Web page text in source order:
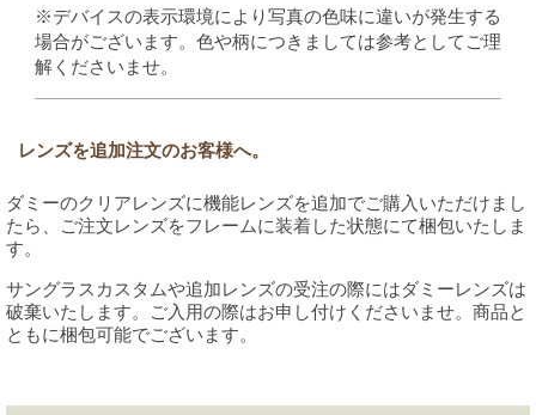
※デバイスの表示環境により写真の色味に違いが発生する
場合がございます。色や柄につきましては参考としてご理
解くださいませ。
レンズを追加注文のお客様へ。
ダミーのクリアレンズに機能レンズを追加でご購入いただけまし
たら、ご注文レンズをフレームに装着した状態にて梱包いたしま
す。
サングラスカスタムや追加レンズの受注の際にはダミーレンズは
破棄いたします。ご入用の際はお申し付けくださいませ。商品と
ともに梱包可能でございます。